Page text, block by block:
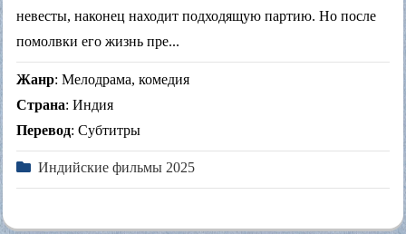
невесты, наконец находит подходящую партию. Но после
помолвки его жизнь пре...
Жанр: Мелодрама, комедия
Страна: Индия
Перевод: Субтитры
Индийские фильмы 2025